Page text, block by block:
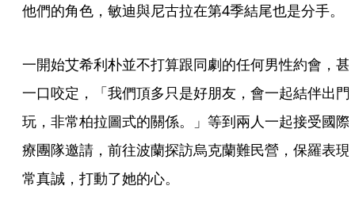
他們的角色，敏迪與尼古拉在第4季結尾也是分手。
一開始艾希利朴並不打算跟同劇的任何男性約會，甚
一口咬定，「我們頂多只是好朋友，會一起結伴出門
玩，非常柏拉圖式的關係。」等到兩人一起接受國際
療團隊邀請，前往波蘭探訪烏克蘭難民營，保羅表現
常真誠，打動了她的心。